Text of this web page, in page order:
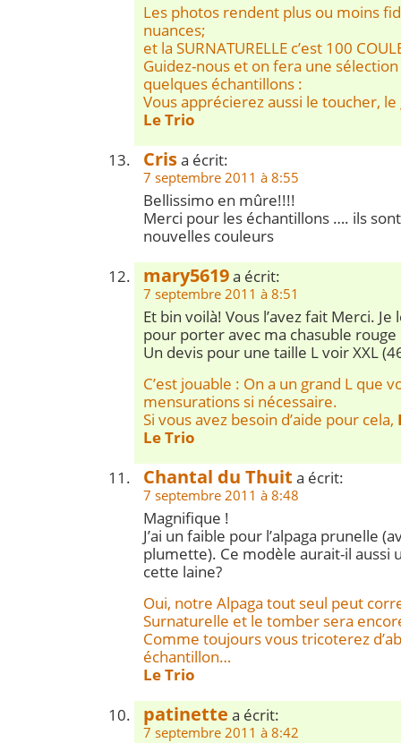
Les photos rendent plus ou moins
nuances;
et la SURNATURELLE c’est 100
Guidez-nous et on fera une
quelques échantillons :
Vous apprécierez aussi le toucher,
Le Trio
Crisa écrit:
7 septembre 2011 à 8:55
Bellissimo en mûre!!!!
Merci pour les échantillons …. ils
nouvelles couleurs
mary5619a écrit:
7 septembre 2011 à 8:51
Et bin voilà! Vous l’avez fait Merci.
pour porter avec ma chasuble rouge
Un devis pour une taille L voir XXL
C’est jouable : On a un grand L que
mensurations si nécessaire.
Si vous avez besoin d’aide pour cela,
Le Trio
Chantal du Thuit a écrit:
7 septembre 2011 à 8:48
Magnifique !
J’ai un faible pour l’alpaga prunelle
plumette). Ce modèle aurait-il aussi
cette laine?
Oui, notre Alpaga tout seul peut
Surnaturelle et le tomber sera
Comme toujours vous tricoterez
échantillon…
Le Trio
patinette a écrit:
7 septembre 2011 à 8:42